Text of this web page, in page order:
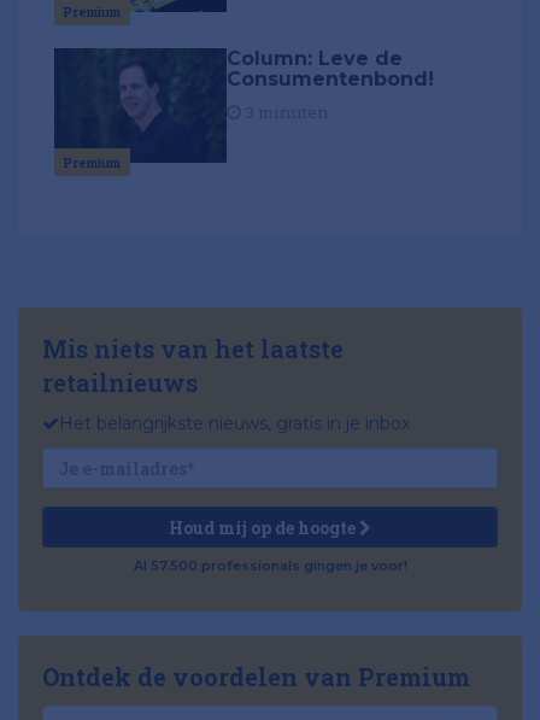
Premium
Premium
Column: Leve de
Consumentenbond!
Mis niets van het laatste
retailnieuws
Het belangrijkste nieuws, gratis in je inbox
Houd mij op de hoogte
Al 57.500 professionals gingen je voor!
Ontdek de voordelen van Premium